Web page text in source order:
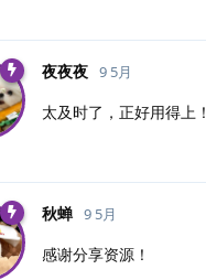
夜夜夜 9 5月
太及时了，正好用得上！
秋蝉 9 5月
感谢分享资源！